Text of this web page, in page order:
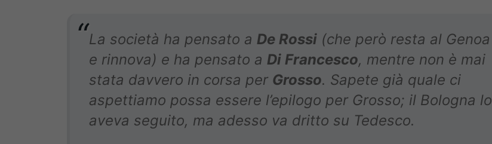
La società ha pensato a De Rossi (che però resta al Genoa
e rinnova) e ha pensato a Di Francesco, mentre non è mai
stata davvero in corsa per Grosso. Sapete già quale ci
aspettiamo possa essere l’epilogo per Grosso; il Bologna lo
aveva seguito, ma adesso va dritto su Tedesco.